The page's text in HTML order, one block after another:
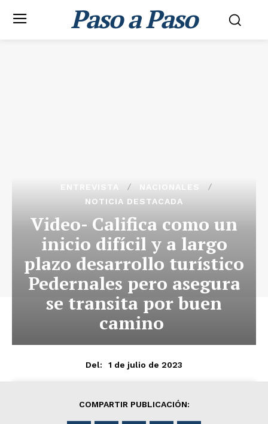
Paso a Paso
ENTREVISTA
NACIONALES
NOTICIA DESTACADA
Video- Califica como un
inicio difícil y a largo
plazo desarrollo turístico
Pedernales pero asegura
se transita por buen
camino
Del: 1 de julio de 2023
COMPARTIR PUBLICACIÓN: